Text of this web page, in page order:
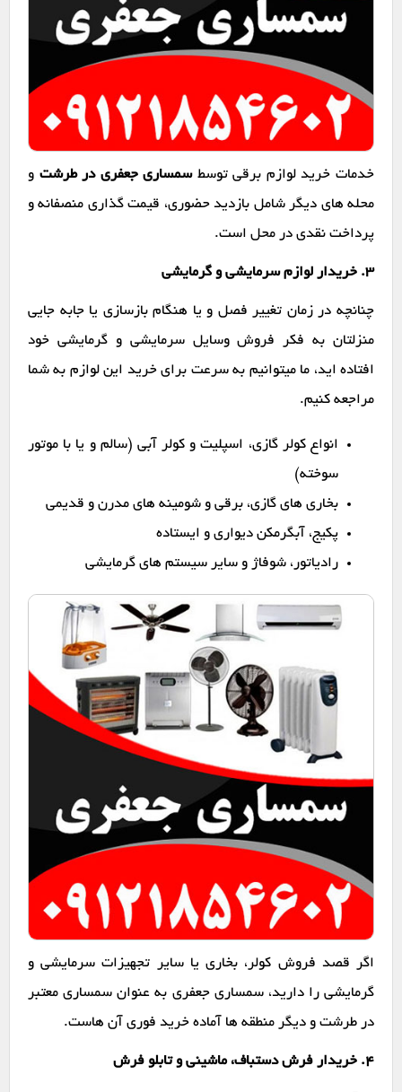
خدمات خرید لوازم برقی توسطسمساری جعفری در طرشت و
محله های دیگر شامل بازدید حضوری، قیمت گذاری منصفانه و
پرداخت نقدی در محل است.
۳. خریدار لوازم سرمایشی و گرمایشی
چنانچه در زمان تغییر فصل و یا هنگام بازسازی یا جابه جایی
منزلتان به فکر فروش وسایل سرمایشی و گرمایشی خود
افتاده اید، ما میتوانیم به سرعت برای خرید این لوازم به شما
مراجعه کنیم.
انواع کولر گازی، اسپلیت و کولر آبی (سالم و یا با موتور
سوخته)
بخاری های گازی، برقی و شومینه های مدرن و قدیمی
پکیج، آبگرمکن دیواری و ایستاده
رادیاتور، شوفاژ و سایر سیستم های گرمایشی
اگر قصد فروش کولر، بخاری یا سایر تجهیزات سرمایشی و
گرمایشی را دارید، سمساری جعفری به عنوان سمساری معتبر
در طرشت و دیگر منطقه ها آماده خرید فوری آن هاست.
۴. خریدار فرش دستباف، ماشینی و تابلو فرش